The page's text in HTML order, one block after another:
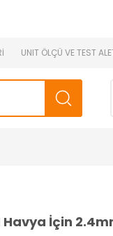
UNIT ÖLÇÜ VE TEST
Havya İçin